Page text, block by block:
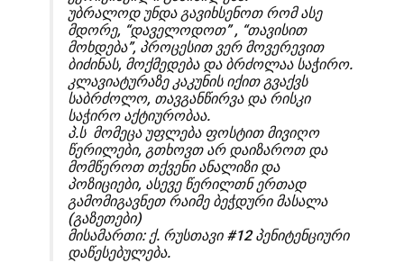
უბრალოდ უნდა გავიხსენოთ რომ ასე
მდორე, “დაველოდოთ” , “თავისით
მოხდება”, პროცესით ვერ მოვერევით
ბიძინას, მოქმედება და ბრძოლაა საჭირო.
კლავიატურაზე კაკუნის იქით გვაქვს
საბრძოლო, თავგანწირვა და რისკი
საჭირო აქტიურობაა.
პ.ს მომეცა უფლება ფოსტით მივიღო
წერილები, გთხოვთ არ დაიზაროთ და
მომწეროთ თქვენი ანალიზი და
პოზიციები, ასევე წერილთნ ერთად
გამომიგავნეთ რაიმე ბეჭდური მასალა
(გაზეთები)
მისამართი: ქ. რუსთავი #12 პენიტენციური
დაწესებულება.